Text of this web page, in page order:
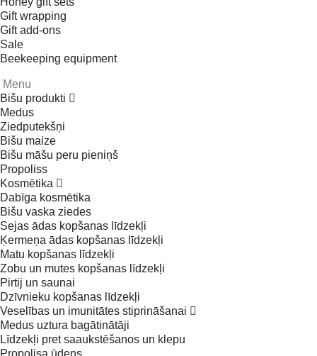
Gift wrapping
Gift add-ons
Sale
Beekeeping equipment
Menu
Bišu produkti
Medus
Ziedputekšņi
Bišu maize
Bišu māšu peru pieniņš
Propoliss
Kosmētika
Dabīga kosmētika
Bišu vaska ziedes
Sejas ādas kopšanas līdzekļi
Ķermeņa ādas kopšanas līdzekļi
Matu kopšanas līdzekļi
Zobu un mutes kopšanas līdzekļi
Pirtij un saunai
Dzīvnieku kopšanas līdzekļi
Veselības un imunitātes stiprināšanai
Medus uztura bagātinātāji
Līdzekļi pret saaukstēšanos un klepu
Propolisa ūdens